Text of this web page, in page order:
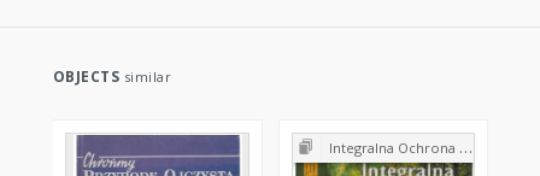
OBJECTS similar
Integralna Ochrona Przyrody